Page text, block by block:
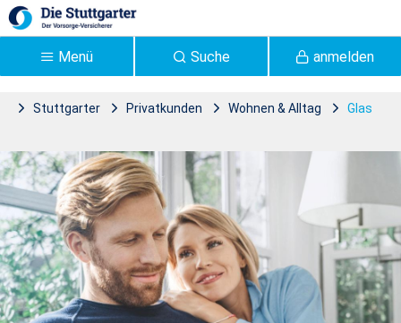
Zum Hauptinhalt springen
anmelden
Suche
Menü
Stuttgarter Privatkunden Wohnen & Alltag Glas
Glasversicherung |
Stuttgarter Versicherung -
Stuttgarter